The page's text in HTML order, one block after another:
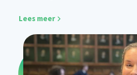
Lees meer